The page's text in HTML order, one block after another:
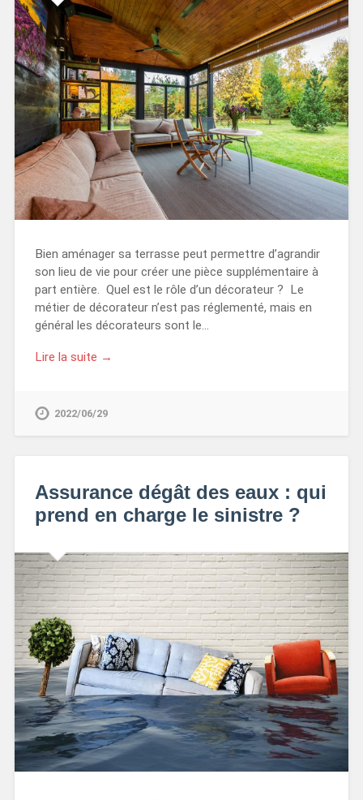
Bien aménager sa terrasse peut permettre d’agrandir
son lieu de vie pour créer une pièce supplémentaire à
part entière. Quel est le rôle d’un décorateur ? Le
métier de décorateur n’est pas réglementé, mais en
général les décorateurs sont le…
Lire la suite →
2022/06/29
Assurance dégât des eaux : qui
prend en charge le sinistre ?